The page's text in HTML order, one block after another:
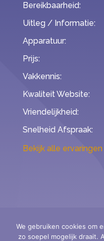
Bereikbaarheid:
Uitleg / Informatie:
Apparatuur:
Prijs:
Vakkennis:
Kwaliteit Website:
Vriendelijkheid:
Snelheid Afspraak:
Bekijk alle ervaringen
Second
We gebruiken cookies om
zo soepel mogelijk draait.